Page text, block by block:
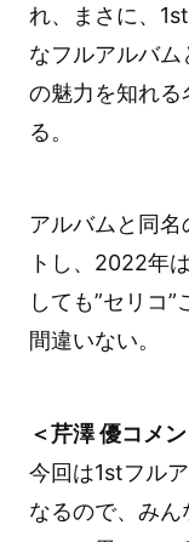
れ、まさに、
なフルアルバ
の魅力を知れ
る。
アルバムと同
トし、2022年
しても”セリコ
間違いない。
＜芹澤 優コメ
今回は1stフル
なるので、み